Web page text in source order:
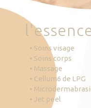
'essenc
• Soins visage
• Soins corps
• Massage
• Cellum6 de LPG
•
• Jet peel